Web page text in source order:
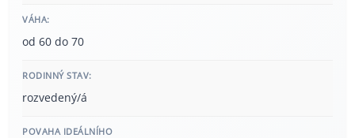
VÁHA:
od 60 do 70
RODINNÝ STAV:
rozvedený/á
POVAHA IDEÁLNÍHO